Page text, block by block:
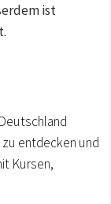
ist
zu entdecken und
Kursen,